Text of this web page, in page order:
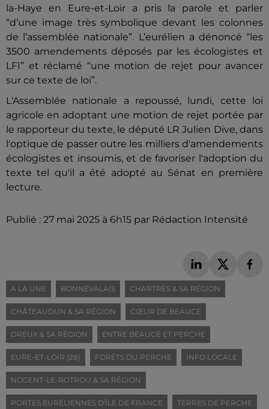
la-Haye en Eure-et-Loir a pris la parole et parler
“d’une image très symbolique devant les colonnes
de l’assemblée nationale”. L’eurélien a dénoncé “les
3500 amendements déposés par les écologistes et
LFI” et réclamé “une motion de rejet pour avancer
sur ce texte de loi”.
L'Assemblée nationale a repoussé, lundi, cette loi
agricole en adoptant une motion de rejet portée par
le rapporteur du texte, le député LR Julien Dive, dans
l'optique de passer outre les milliers d'amendements
écologistes et insoumis, et de favoriser l'adoption du
texte tel qu'il a été adopté au Sénat en première
lecture.
Publié : 27 mai 2025 à 6h15 par Rédaction Intensité
A LA UNE BONNEVALAIS CHARTRES & SA RÉGION
CHÂTEAUDUN & SA RÉGION CŒUR DE BEAUCE
DREUX & SA RÉGION ENTRE BEAUCE ET PERCHE
EURE-ET-LOIR (28) FORÊTS DU PERCHE INFO LOCALE
NOGENT-LE-ROTROU & SA RÉGION
PORTES EURÉLIENNES D'ÎLE DE FRANCE TERRES DE PERCHE